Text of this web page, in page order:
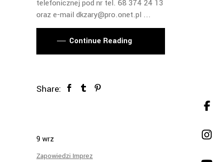
telefonicznej pod nr tel. 68 374 24 13
oraz e-mail dkzary@pro.onet.pl
Continue Reading
Share:
9wrz
Zapowiedzi Imprez